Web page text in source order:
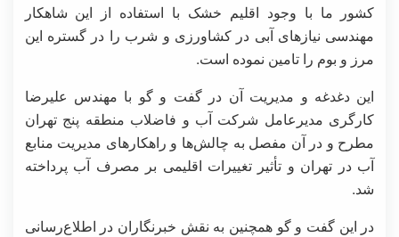
کشور ما با وجود اقلیم خشک با استفاده از این شاهکار
مهندسی نیازهای آبی در کشاورزی و شرب را در گستره این
مرز و بوم را تامین نموده است.
این دغدغه و مدیریت آن در گفت و گو با مهندس علیرضا
کارگری مدیرعامل شرکت آب و فاضلاب منطقه پنج تهران
مطرح و در آن مفصل به چالش‌ها و راهکارهای مدیریت منابع
آب در تهران و تأثیر تغییرات اقلیمی بر مصرف آب پرداخته
شد.
در این گفت و گو همچنین به نقش خبرنگاران در اطلاع‌رسانی